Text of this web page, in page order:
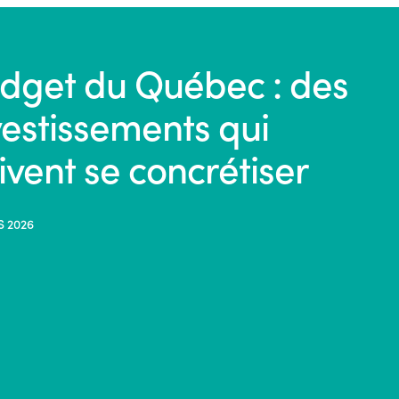
du Québec : des
qui
se concrétiser
2026